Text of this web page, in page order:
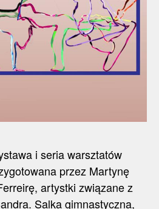
i seria warsztatów
przez Martynę
artystki związane z
Salka gimnastyczna,